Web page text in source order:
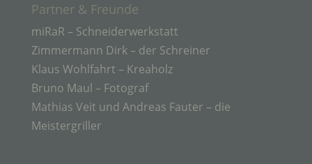
Partner & Freunde
miRaR – Schneiderwerkstatt
Zimmermann Dirk – der Schreiner
Klaus Wohlfahrt – Kreaholz
Bruno Maul – Fotograf
Mathias Veit und Andreas Fauter – die
Meistergriller
d) Einschränkung der Verarbeitung
Einschränkung der Verarbeitung ist die Markierung
gespeicherter personenbezogener Daten mit dem
Ziel, ihre künftige Verarbeitung einzuschränken.